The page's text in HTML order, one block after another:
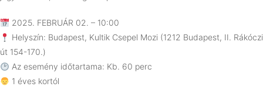
2025. FEBRUÁR 02. – 10:00
Helyszín: Budapest, Kultik Csepel Mozi (1212 Budapest, II. Rákóczi
út 154-170.)
Az esemény időtartama: Kb. 60 perc
1 éves kortól